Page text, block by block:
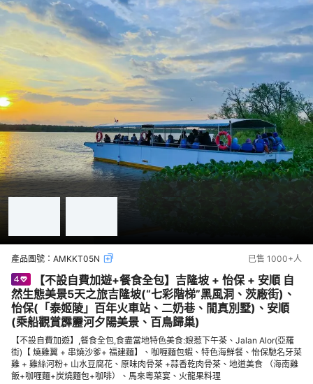
產品團號： AMKKT05N 已售 1000+人
【不設自費加遊+餐食全包】吉隆坡 + 怡保 + 安順 自
然生態美景5天之旅吉隆坡(“七彩階梯”黑風洞、茨廠街)、
怡保(「泰姬陵」百年火車站、二奶巷、閒真別墅)、安順
(乘船觀賞霹靂河夕陽美景、百鳥歸巢)
【不設自費加遊】,餐食全包,食盡當地特色美食:娘惹下午茶、Jalan Alor(亞羅
街)【 燒雞翼 + 串燒沙爹+ 福建麵】、咖喱麵包蝦、特色海鮮餐、怡保馳名牙菜
雞 + 雞絲河粉+ 山水豆腐花、原味肉骨茶 +蒜香乾肉骨茶、地道美食 （海南雞
飯+咖喱麵+炭燒麵包+咖啡）、馬來粵菜宴、火龍果料理